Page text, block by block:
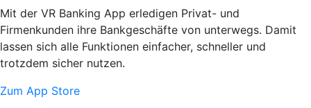
Mit der VR Banking App erledigen Privat- und
Firmenkunden ihre Bankgeschäfte von unterwegs. Damit
lassen sich alle Funktionen einfacher, schneller und
trotzdem sicher nutzen.
Zum App Store